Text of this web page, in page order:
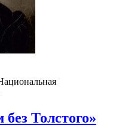
Толстого»